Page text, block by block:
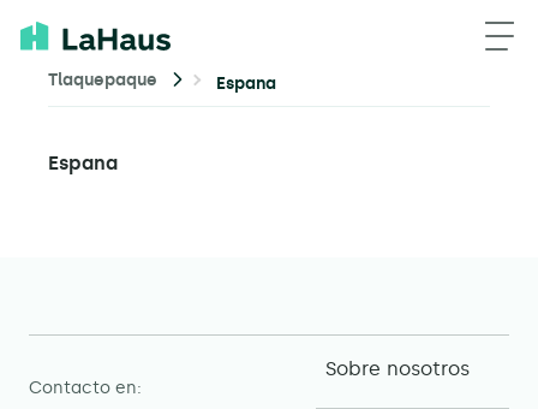
Tlaquepaque Espana
Espana
Contacto en:
Sobre nosotros